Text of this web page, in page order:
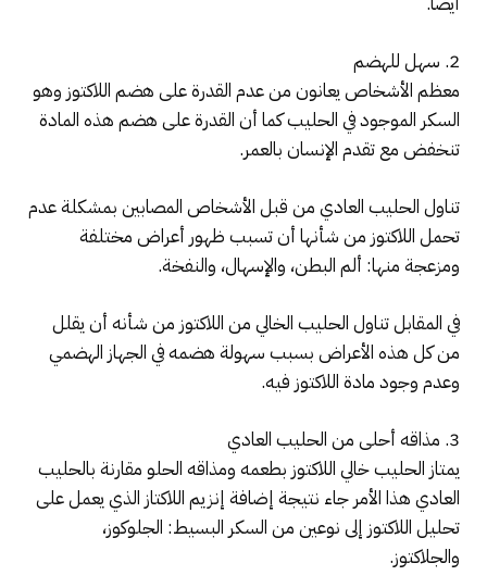
2. سهل للهضم
معظم الأشخاص يعانون من عدم القدرة على هضم اللاكتوز وهو
السكر الموجود في الحليب كما أن القدرة على هضم هذه المادة
تنخفض مع تقدم الإنسان بالعمر.
تناول الحليب العادي من قبل الأشخاص المصابين بمشكلة عدم
تحمل اللاكتوز من شأنها أن تسبب ظهور أعراض مختلفة
ومزعجة منها: ألم البطن، والإسهال، والنفخة.
في المقابل تناول الحليب الخالي من اللاكتوز من شأنه أن يقلل
من كل هذه الأعراض بسبب سهولة هضمه في الجهاز الهضمي
وعدم وجود مادة اللاكتوز فيه.
3. مذاقه أحلى من الحليب العادي
يمتاز الحليب خالي اللاكتوز بطعمه ومذاقه الحلو مقارنة بالحليب
العادي هذا الأمر جاء نتيجة إضافة إنزيم اللاكتاز الذي يعمل على
تحليل اللاكتوز إلى نوعين من السكر البسيط: الجلوكوز،
والجلاكتوز.